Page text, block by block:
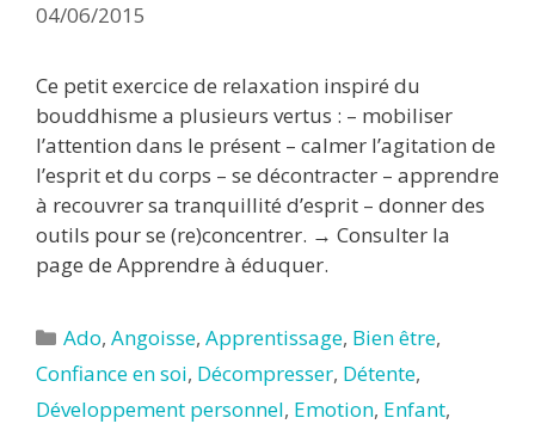
04/06/2015
Ce petit exercice de relaxation inspiré du
bouddhisme a plusieurs vertus : – mobiliser
l’attention dans le présent – calmer l’agitation de
l’esprit et du corps – se décontracter – apprendre
à recouvrer sa tranquillité d’esprit – donner des
outils pour se (re)concentrer. → Consulter la
page de Apprendre à éduquer.
Catégories
Ado,Angoisse,Apprentissage, Bien être,
Confiance en soi, Décompresser, Détente,
Développement personnel, Emotion, Enfant,